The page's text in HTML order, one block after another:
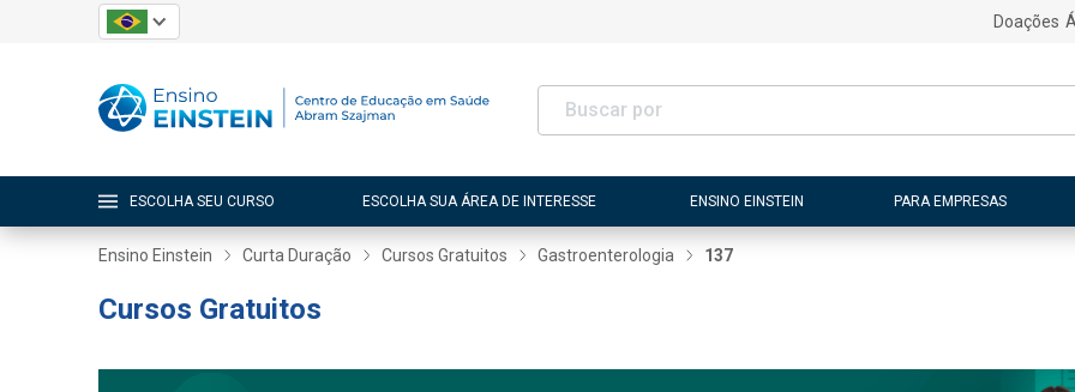
Doações
ESCOLHA SEU CURSO ESCOLHA SUA ÁREA DE INTERESSE ENSINO EINSTEIN PARA EMPRESAS
Ensino Einstein Curta Duração Cursos Gratuitos Gastroenterologia 137
Cursos Gratuitos